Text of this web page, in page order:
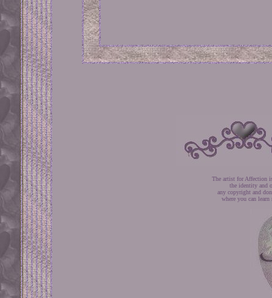
The artist for Affection
the identity and
any copyright and
where you can